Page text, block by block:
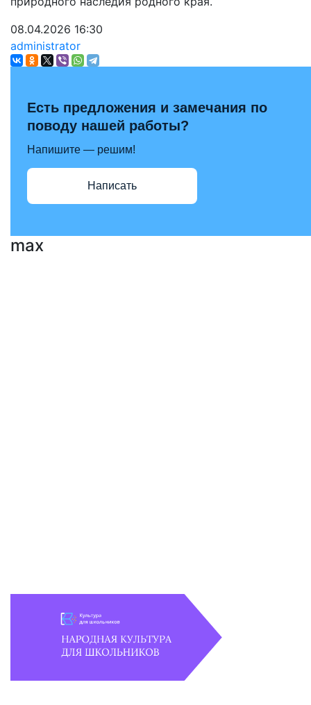
08.04.2026 16:30
administrator
Есть предложения и замечания по
поводу нашей работы?
Напишите — решим!
Написать
max